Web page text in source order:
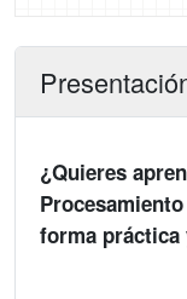
¿Quieres
forma